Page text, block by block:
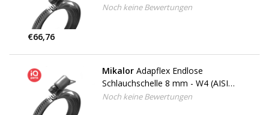
304) - 3 meter - 6 Gehäuse
Noch keine Bewertungen
€66,76
Mikalor Adapflex Endlose
Schlauchschelle 8 mm - W4 (AISI
304) - 3 meter - 8 Gehäuse
Noch keine Bewertungen